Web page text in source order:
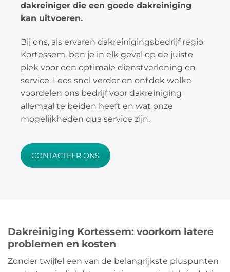
dakreiniger die een goede dakreiniging
kan uitvoeren.
Bij ons, als ervaren dakreinigingsbedrijf regio
Kortessem, ben je in elk geval op de juiste
plek voor een optimale dienstverlening en
service. Lees snel verder en ontdek welke
voordelen ons bedrijf voor dakreiniging
allemaal te beiden heeft en wat onze
mogelijkheden qua service zijn.
CONTACTEER ONS
Dakreiniging Kortessem: voorkom latere
problemen en kosten
Zonder twijfel een van de belangrijkste pluspunten